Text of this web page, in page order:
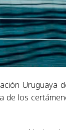
Uruguaya
los